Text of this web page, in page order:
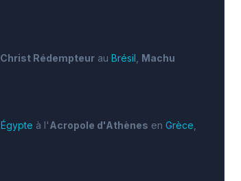
Christ Rédempteur au Brésil Machu
Égypte à l'Acropole d'Athènes en Grèce